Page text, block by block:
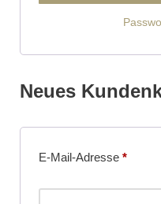
Neues
E-Mail-Adresse *